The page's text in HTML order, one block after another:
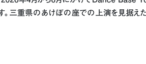
。三重県のあけぼの座での上演を見据え